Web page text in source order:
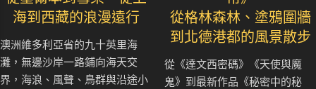
海到西藏的浪漫遠行
澳洲維多利亞省的九十英里海
灘，無邊沙岸一路鋪向海天交
界，海浪、風聲、鳥群與沿途小
從格林森林、塗鴉圍牆
到北德港都的風景散步
從《達文西密碼》《天使與魔
鬼》到最新作品《秘密中的秘